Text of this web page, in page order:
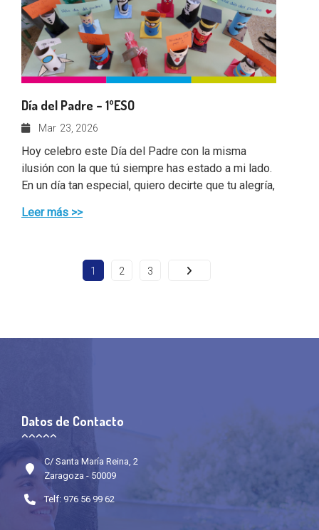
Día del Padre – 1ºESO
Mar 23, 2026
Hoy celebro este Día del Padre con la misma
ilusión con la que tú siempre has estado a mi lado.
En un día tan especial, quiero decirte que tu alegría,
Leer más >>
1 2 3
Datos de Contacto
C/ Santa María Reina, 2
Zaragoza - 50009
Telf: 976 56 99 62